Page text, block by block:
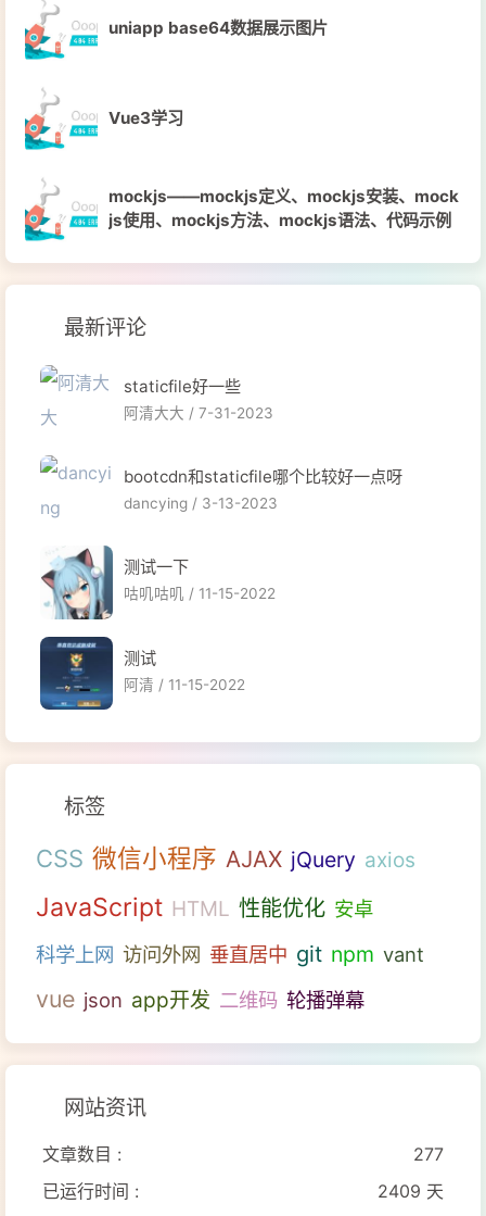
uniapp base64数据展示图片
Vue3学习
mockjs——mockjs定义、mockjs安装、mock
js使用、mockjs方法、mockjs语法、代码示例
最新评论
staticfile好一些
阿清大大 /7-31-2023
bootcdn和staticfile哪个比较好一点呀
dancying / 3-13-2023
测试一下
咕叽咕叽 / 11-15-2022
测试
阿清 / 11-15-2022
标签
CSS 微信小程序 AJAX jQuery axios
JavaScript HTML 性能优化 安卓
科学上网 访问外网 垂直居中 git npm vant
vue json app开发 二维码 轮播弹幕
网站资讯
文章数目 :
277
已运行时间 :
2409 天